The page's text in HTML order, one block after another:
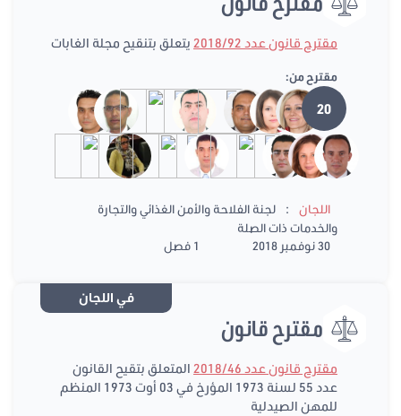
مقترح قانون عدد 2018/92 يتعلق بتنقيح مجلة الغابات
مقترح من:
20
اللجان :
لجنة الفلاحة والأمن الغذائي والتجارة
والخدمات ذات الصلة
30 نوفمبر 2018
1 فصل
في اللجان
مقترح قانون
مقترح قانون عدد 2018/46
المتعلق بتقيح القانون
عدد 55 لسنة 1973 المؤرخ في 03 أوت 1973 المنظم
للمهن الصيدلية